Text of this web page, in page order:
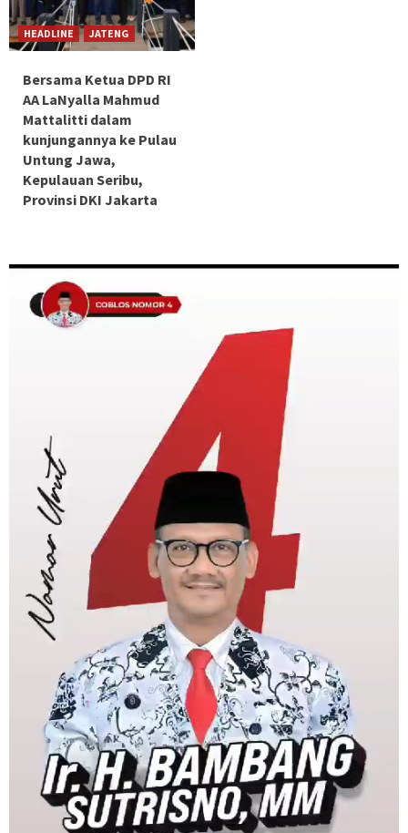
HEADLINE JATENG
Bersama Ketua DPD RI
AA LaNyalla Mahmud
Mattalitti dalam
kunjungannya ke Pulau
Untung Jawa,
Kepulauan Seribu,
Provinsi DKI Jakarta